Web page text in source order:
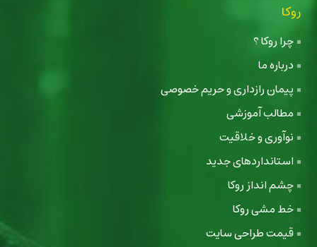
روکا
چرا روکا ؟
درباره ما
پیمان رازداری و حریم خصوصی
مطالب آموزشی
نوآوری و خلاقیت
استانداردهای جدید
چشم انداز روکا
خط مشی روکا
قیمت طراحی سایت